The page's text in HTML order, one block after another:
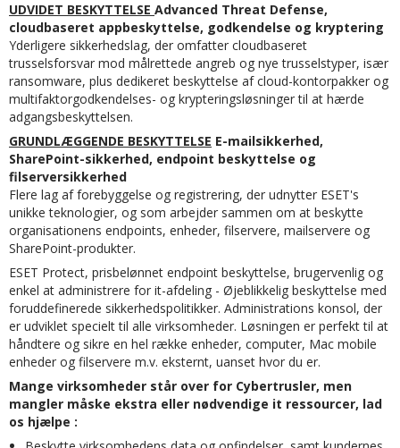
UDVIDET BESKYTTELSE Advanced Threat Defense,
cloudbaseret appbeskyttelse, godkendelse og kryptering
Yderligere sikkerhedslag, der omfatter cloudbaseret
trusselsforsvar mod målrettede angreb og nye trusselstyper, især
ransomware, plus dedikeret beskyttelse af cloud-kontorpakker og
multifaktorgodkendelses- og krypteringsløsninger til at hærde
adgangsbeskyttelsen.
GRUNDLÆGGENDE BESKYTTELSE E-mailsikkerhed,
SharePoint-sikkerhed, endpoint beskyttelse og
filserversikkerhed
Flere lag af forebyggelse og registrering, der udnytter ESET's
unikke teknologier, og som arbejder sammen om at beskytte
organisationens endpoints, enheder, filservere, mailservere og
SharePoint-produkter.
ESET Protect, prisbelønnet endpoint beskyttelse, brugervenlig og
enkel at administrere for it-afdeling - Øjeblikkelig beskyttelse med
foruddefinerede sikkerhedspolitikker. Administrations konsol, der
er udviklet specielt til alle virksomheder. Løsningen er perfekt til at
håndtere og sikre en hel række enheder, computer, Mac mobile
enheder og filservere m.v. eksternt, uanset hvor du er.
Mange virksomheder står over for Cybertrusler, men
mangler måske ekstra eller nødvendige it ressourcer, lad
os hjælpe :